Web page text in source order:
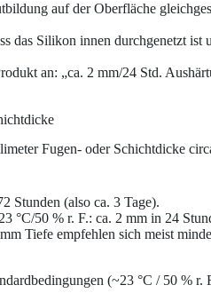
auf der Oberfläche
das Silikon innen durchge­netzt
an: „ca. 2 mm/24 Std.
Fugen- oder Schichtdicke
Stunden (also ca. 3 Tage).
°C/50 % r. F.: ca. 2 mm in 24
Tiefe empfehlen sich meist
(~23 °C / 50 % r.